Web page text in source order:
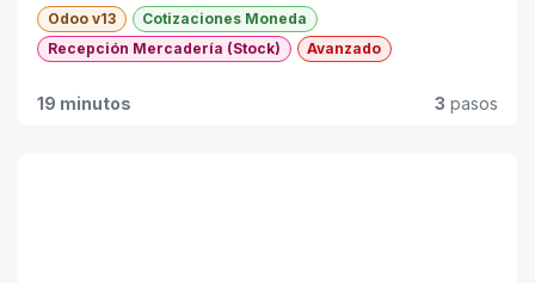
Odoo v13
Cotizaciones Moneda
Recepción Mercadería (Stock)
Avanzado
19 minutos 3 pasos